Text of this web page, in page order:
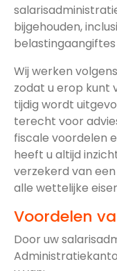
bijgehouden,
Wij werken
zodat u erop kunt
tijdig wordt
terecht voor
fiscale voordelen
heeft u altijd
verzekerd van
alle wettelijke
Voordelen
Door uw